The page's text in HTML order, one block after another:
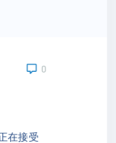
0
在接受